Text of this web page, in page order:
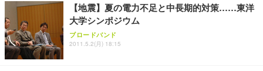
務用 おしゃれ パソコンチェア (ブラック)
Sezlife オフィスチェア デスクチェア 疲れない テレ
ワーク チェア 強化バックレスト 30度ロッキング機
能 人間工学 椅子 腰サポート 90度跳ね上げ式アーム
【整備済み品】Dell E2724HS 27インチ 液晶モニタ
ー フルHD（1920×1080）VA 非光沢 HDMI/DisplayP
ort/VGA スピーカー内蔵 高さ調整 スイベル VESA対
Smart Basic(スマートベーシック) 【Amazon.co.jp
限定】 Smart Basic アイリスオーヤマ ペットシーツ
超厚型 お徳用 ワイド 100枚入 (x 1) (ケース販売)
【地震】夏の電力不足と中長期的対策……東洋
大学シンポジウム
ブロードバンド
2011.5.2(月) 18:15